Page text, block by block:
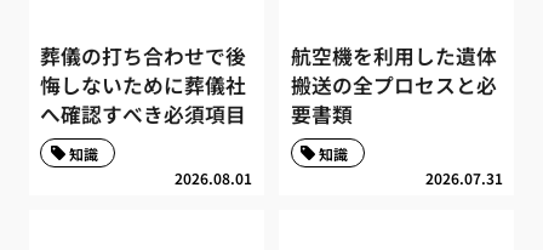
葬儀の打ち合わせで後
悔しないために葬儀社
へ確認すべき必須項目
2026.08.01
知識
航空機を利用した遺体
搬送の全プロセスと必
要書類
2026.07.31
知識